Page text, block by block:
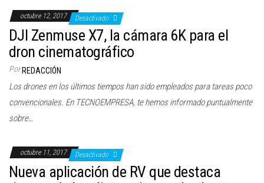
octubre 12, 2017 Desactivado
DJI Zenmuse X7, la cámara 6K para el
dron cinematográfico
Por REDACCIÓN
Los drones en los últimos tiempos han sido empleados para tareas poco
convencionales. En TECNOEMPRESA, te hemos informado puntualmente
sobre…
octubre 11, 2017 Desactivado
Nueva aplicación de RV que destaca